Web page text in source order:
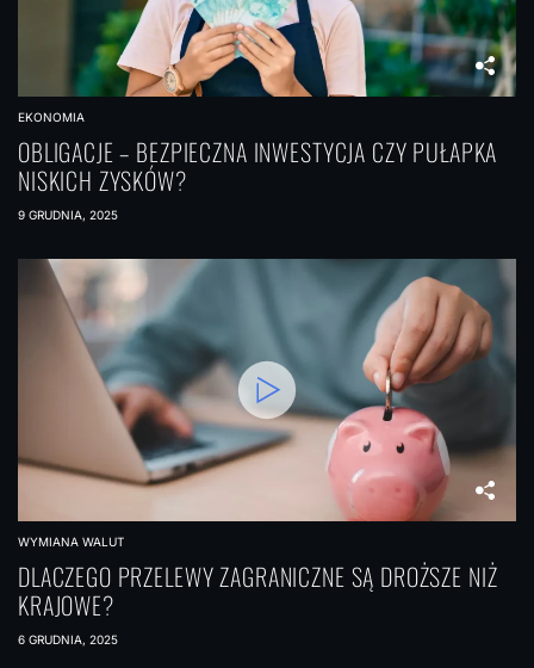
EKONOMIA
OBLIGACJE – BEZPIECZNA INWESTYCJA CZY PUŁAPKA
NISKICH ZYSKÓW?
9 GRUDNIA, 2025
WYMIANA WALUT
DLACZEGO PRZELEWY ZAGRANICZNE SĄ DROŻSZE NIŻ
KRAJOWE?
6 GRUDNIA, 2025